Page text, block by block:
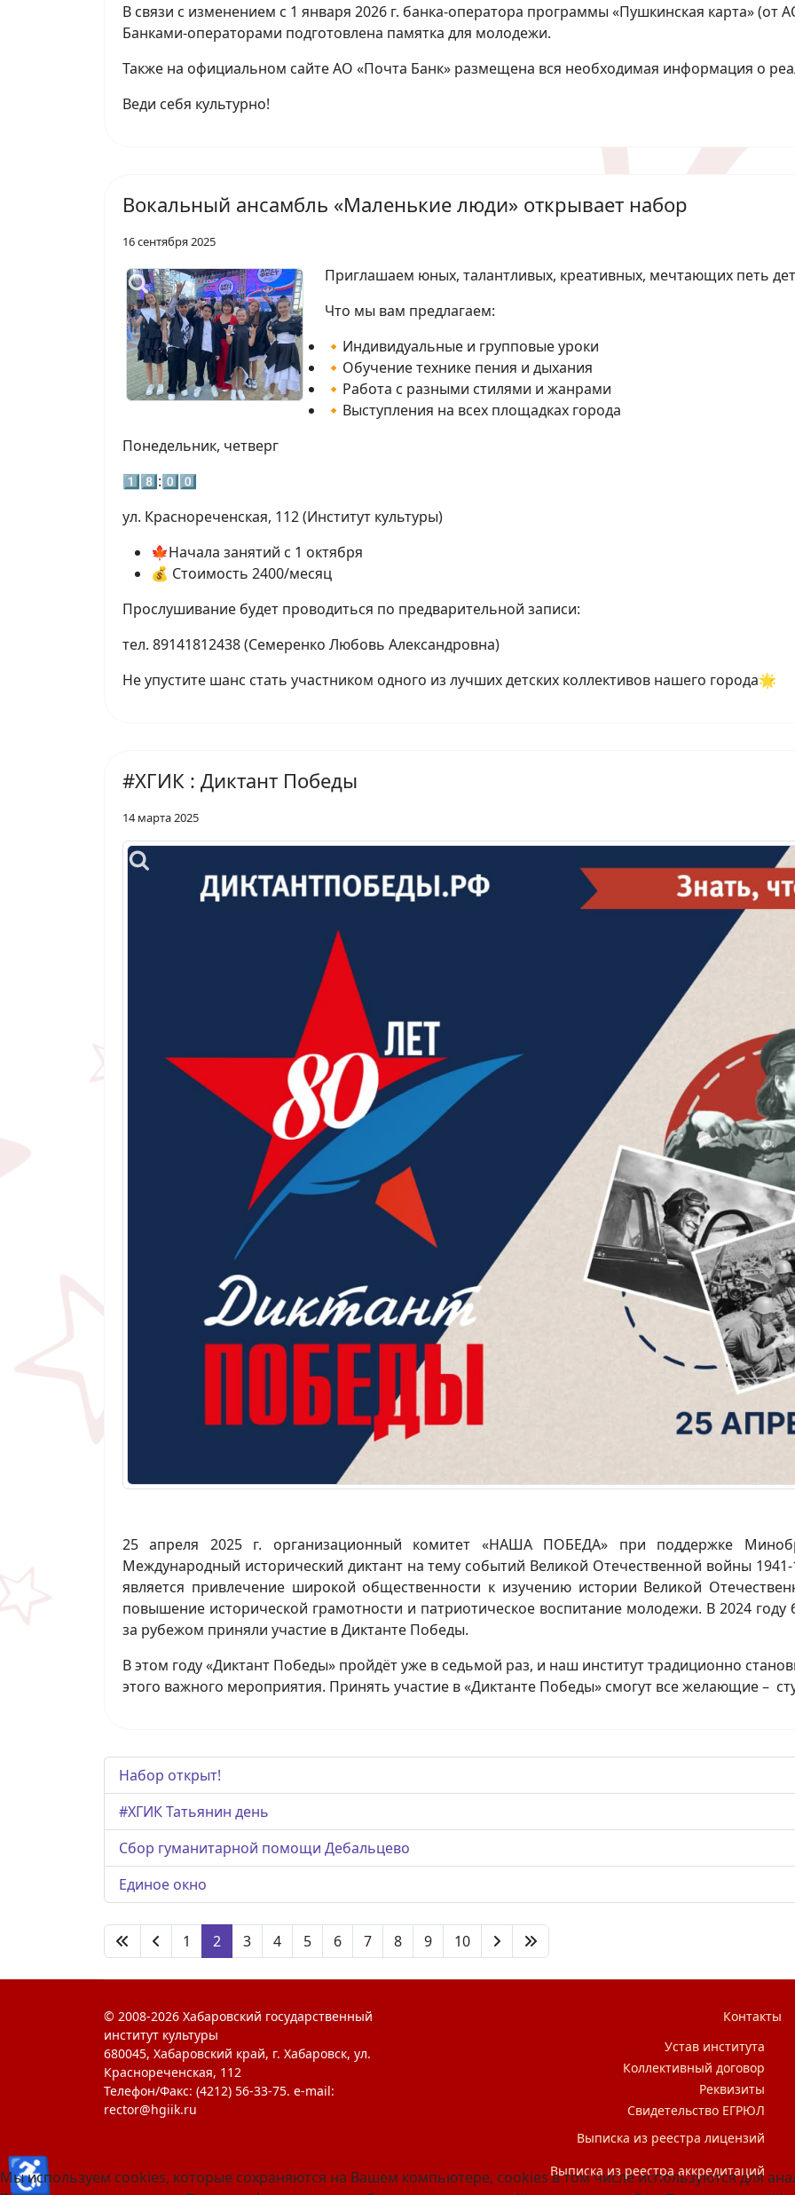
В связи с изменением с 1 января 2026 г. банка-оператора программы «Пушкинская карта» (от
Банками-операторами подготовлена памятка для молодежи.
Также на официальном сайте АО «Почта Банк» размещена вся необходимая информация о
Веди себя культурно!
Вокальный ансамбль «Маленькие люди» открывает набор
16 сентября 2025
Приглашаем юных, талантливых, креативных, мечтающих петь
Что мы вам предлагаем:
🔸Индивидуальные и групповые уроки
🔸Обучение технике пения и дыхания
🔸Работа с разными стилями и жанрами
🔸Выступления на всех площадках города
Понедельник, четверг
1️⃣8️⃣:0️⃣0️⃣
ул. Краснореченская, 112 (Институт культуры)
🍁Начала занятий с 1 октября
💰 Стоимость 2400/месяц
Прослушивание будет проводиться по предварительной записи:
тел. 89141812438 (Семеренко Любовь Александровна)
Не упустите шанс стать участником одного из лучших детских коллективов нашего города🌟
#ХГИК : Диктант Победы
14 марта 2025
25 апреля 2025 г. организационный комитет «НАША ПОБЕДА» при поддержке
Международный исторический диктант на тему событий Великой Отечественной войны
является привлечение широкой общественности к изучению истории Великой
повышение исторической грамотности и патриотическое воспитание молодежи. В 2024
за рубежом приняли участие в Диктанте Победы.
В этом году «Диктант Победы» пройдёт уже в седьмой раз, и наш институт традиционно
этого важного мероприятия. Принять участие в «Диктанте Победы» смогут все желающие –
Набор открыт!
#ХГИК Татьянин день
Сбор гуманитарной помощи Дебальцево
Единое окно
1 2 3 4 5 6 7 8 9 10
© 2008-2026 Хабаровский государственный
институт культуры
680045, Хабаровский край, г. Хабаровск, ул.
Краснореченская, 112
Телефон/Факс: (4212) 56-33-75. e-mail:
rector@hgiik.ru
Контакты
Устав института
Коллективный договор
Реквизиты
Свидетельство ЕГРЮЛ
Выписка из реестра лицензий
Выписка из реестра аккредитаций
Мы используем cookies, которые сохраняются на Вашем компьютере, cookies в том числе используются для